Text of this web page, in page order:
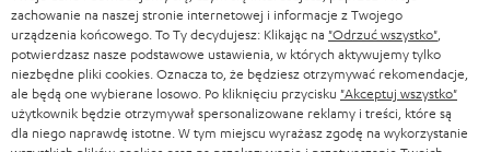
następnego parowania są od razu gotowe do odtwarzania treści audio.
Które głośniki Bluetooth marki Teufel są najlepsze?
Bezprzewodowe głośniki przenośne, takie jakBOOMSTER 4,ROCKSTER
CROSS 2; czyROCKSTER AIR 2są szczególnie wytrzymałe i posiadają
praktyczne uchwyty oraz paski do transportu głośnika, dzięki czemu
o
n
e
w
s
Kategorie
KINO DOMOWE
KOMPLETNE SYSTEMY
Firma
zachowanie na naszej stronie internetowej i informacje z Twojego
urządzenia końcowego. To Ty decydujesz: Klikając na "Odrzuć wszystko"
potwierdzasz nasze podstawowe ustawienia, w których aktywujemy tylko
niezbędne pliki cookies. Oznacza to, że będziesz otrzymywać rekomendacje,
ale będą one wybierane losowo. Po kliknięciu przycisku "Akceptuj wszystko"
użytkownik będzie otrzymywał spersonalizowane reklamy i treści, które są
dla niego naprawdę istotne. W tym miejscu wyrażasz zgodę na wykorzystanie